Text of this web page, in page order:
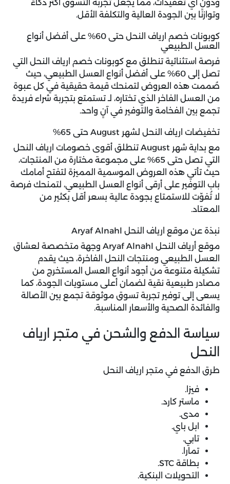
ودون أي تعقيدات، مما يجعل تجربة التسوق أكثر ذكاءً
وتوازنًا بين الجودة العالية والتكلفة الأقل.
كوبونات خصم ارياف النحل حتى 60% على أفضل أنواع
العسل الطبيعي
فرصة استثنائية تنطلق مع كوبونات خصم ارياف النحل التي
تصل إلى 60% على أفضل أنواع العسل الطبيعي، حيث
صُممت هذه العروض لتمنحك قيمة حقيقية في كل عبوة
من العسل الفاخر الذي تختاره، لـ تستمتع بتجربة شراء فريدة
تجمع بين الفخامة والتوفير في آنٍ واحد.
تخفيضات ارياف النحل لشهر August حتى 65%
مع بداية شهر August تنطلق أقوى خصومات ارياف النحل
التي تصل حتى 65% على مجموعة مختارة من المنتجات،
حيث تأتي هذه العروض الموسمية المميزة لتفتح أمامك
باب التوفير على أرقى أنواع العسل الطبيعي، لتمنحك فرصة
لا تُفوّت للاستمتاع بجودة عالية بسعر أقل بكثير من
المعتاد.
نبذة عن موقع ارياف النحل Aryaf Alnahl
موقع أرياف النحل Aryaf Alnahl وجهة متخصصة لعشاق
العسل الطبيعي ومنتجات النحل الفاخرة، حيث يقدم
تشكيلة متنوعة من أجود أنواع العسل المستخرج من
مصادر طبيعية نقية لضمان أعلى مستويات الجودة، كما
يسعى إلى توفير تجربة تسوق موثوقة تجمع بين الأصالة
والفائدة الصحية والأسعار المناسبة.
سياسة الدفع والشحن في متجر ارياف
النحل
طرق الدفع في متجر ارياف النحل
فيزا.
ماستر كارد.
مدى.
ابل باي.
تابي.
تمارا.
بطاقة STC.
التحويلات البنكية.